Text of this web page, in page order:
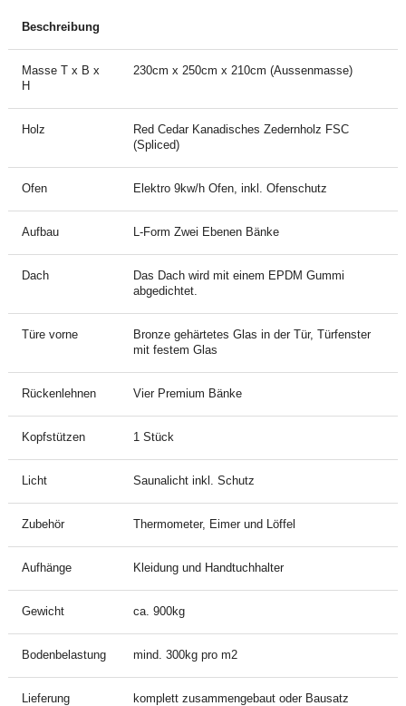
Beschreibung
Masse T x B x
H
230cm x 250cm x 210cm (Aussenmasse)
Holz
Red Cedar Kanadisches Zedernholz FSC
(Spliced)
Ofen Elektro 9kw/h Ofen, inkl. Ofenschutz
Aufbau L-Form Zwei Ebenen Bänke
Dach
Das Dach wird mit einem EPDM Gummi
abgedichtet.
Türe vorne
Bronze gehärtetes Glas in der Tür, Türfenster
mit festem Glas
Rückenlehnen Vier Premium Bänke
Kopfstützen 1 Stück
Licht Saunalicht inkl. Schutz
Zubehör Thermometer, Eimer und Löffel
Aufhänge Kleidung und Handtuchhalter
Gewicht ca. 900kg
Bodenbelastung mind. 300kg pro m2
Lieferung komplett zusammengebaut oder Bausatz